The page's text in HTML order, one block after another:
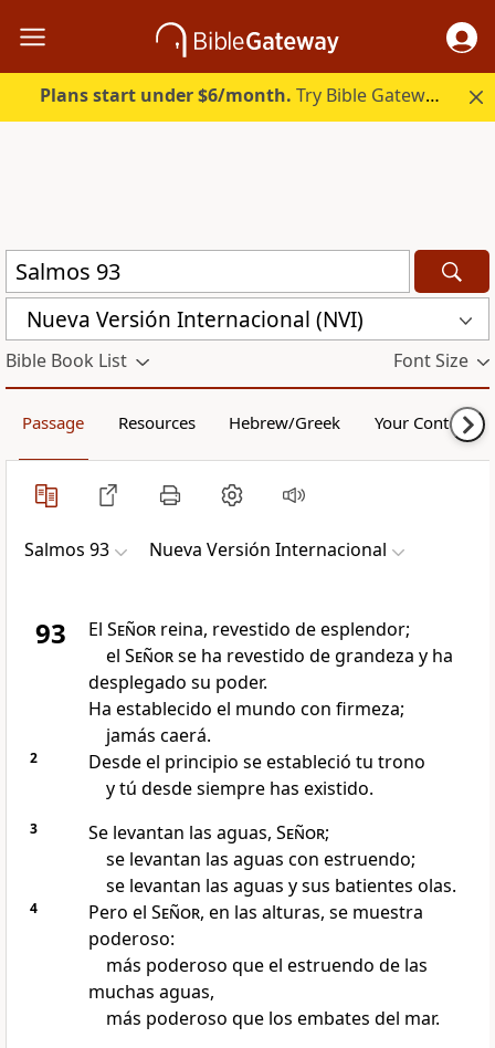
Plans start under $6/month. Try Bible Gateway Plus.
Nueva Versión Internacional (NVI)
Bible Book List Font Size
Passage Resources Hebrew/Greek Your Content
Salmos 93 Nueva Versión Internacional
93 El Señorreina, revestido de esplendor;
el Señorse ha revestido de grandeza y ha
desplegado su poder.
Ha establecido el mundo con firmeza;
jamás caerá.
2
Desde el principio se estableció tu trono
y tú desde siempre has existido.
3 Se levantan las aguas, Señor;
se levantan las aguas con estruendo;
se levantan las aguas y sus batientes olas.
4 Pero el Señor, en las alturas, se muestra
poderoso:
más poderoso que el estruendo de las
muchas aguas,
más poderoso que los embates del mar.